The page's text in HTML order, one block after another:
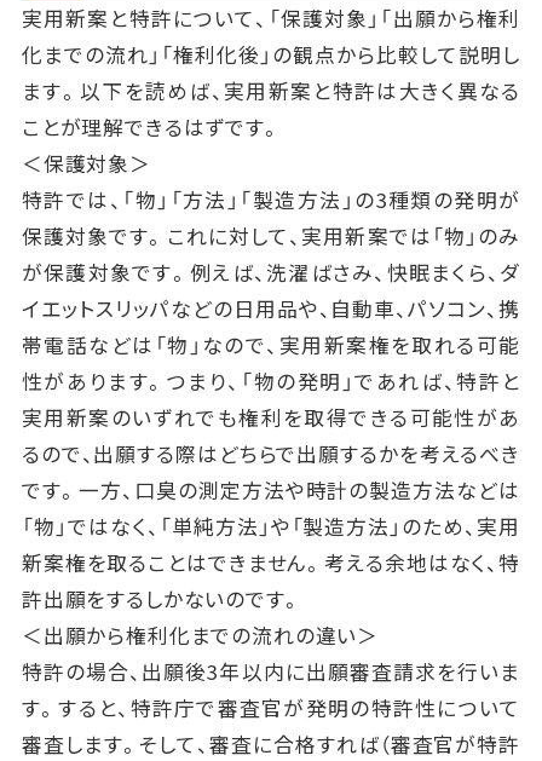
実用新案と特許について、「保護対象」「出願から権利
化までの流れ」「権利化後」の観点から比較して説明し
ます。以下を読めば、実用新案と特許は大きく異なる
ことが理解できるはずです。
＜保護対象＞
特許では、「物」「方法」「製造方法」の3種類の発明が
保護対象です。これに対して、実用新案では「物」のみ
が保護対象です。例えば、洗濯ばさみ、快眠まくら、ダ
イエットスリッパなどの日用品や、自動車、パソコン、携
帯電話などは「物」なので、実用新案権を取れる可能
性があります。つまり、「物の発明」であれば、特許と
実用新案のいずれでも権利を取得できる可能性があ
るので、出願する際はどちらで出願するかを考えるべき
です。一方、口臭の測定方法や時計の製造方法などは
「物」ではなく、「単純方法」や「製造方法」のため、実用
新案権を取ることはできません。考える余地はなく、特
許出願をするしかないのです。
＜出願から権利化までの流れの違い＞
特許の場合、出願後3年以内に出願審査請求を行いま
す。すると、特許庁で審査官が発明の特許性について
審査します。そして、審査に合格すれば（審査官が特許